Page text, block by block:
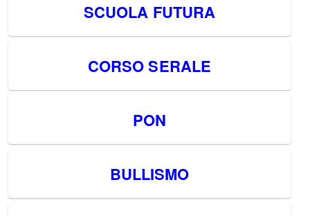
SCUOLA FUTURA
CORSO SERALE
PON
BULLISMO